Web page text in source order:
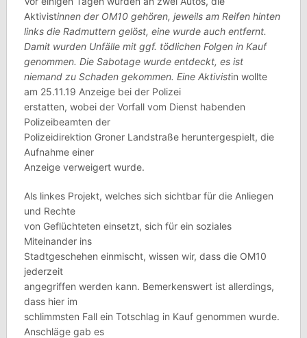
Aktivistinnen der OM10 gehören, jeweils am Reifen hinten
links die Radmuttern gelöst, eine wurde auch entfernt.
Damit wurden Unfälle mit ggf. tödlichen Folgen in Kauf
genommen. Die Sabotage wurde entdeckt, es ist
niemand zu Schaden gekommen. Eine Aktivistin wollte
am 25.11.19 Anzeige bei der Polizei
erstatten, wobei der Vorfall vom Dienst habenden
Polizeibeamten der
Polizeidirektion Groner Landstraße heruntergespielt, die
Aufnahme einer
Anzeige verweigert wurde.
Als linkes Projekt, welches sich sichtbar für die Anliegen
und Rechte
von Geflüchteten einsetzt, sich für ein soziales
Miteinander ins
Stadtgeschehen einmischt, wissen wir, dass die OM10
jederzeit
angegriffen werden kann. Bemerkenswert ist allerdings,
dass hier im
schlimmsten Fall ein Totschlag in Kauf genommen wurde.
Anschläge gab es